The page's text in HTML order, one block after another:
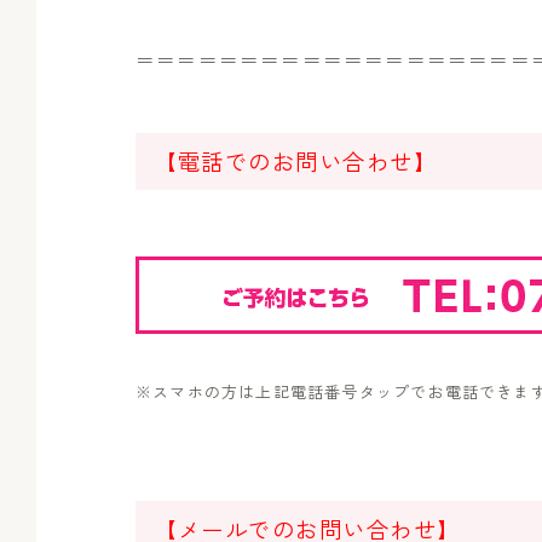
＝＝＝＝＝＝＝＝＝＝＝＝＝＝＝＝＝＝＝
【電話でのお問い合わせ】
※スマホの方は上記電話番号タップでお電話できま
【メールでのお問い合わせ】